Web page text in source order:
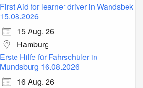
First Aid for learner driver in Wandsbek
15.08.2026
15 Aug. 26
Hamburg
Erste Hilfe für Fahrschüler in
Mundsburg 16.08.2026
16 Aug. 26